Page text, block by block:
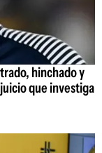
hinchado y
que investiga